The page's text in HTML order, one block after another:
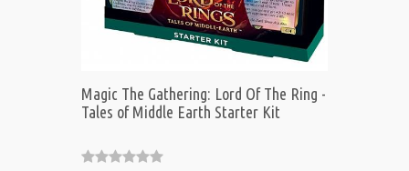
Magic The Gathering: Lord Of The Ring -
Tales of Middle Earth Starter Kit